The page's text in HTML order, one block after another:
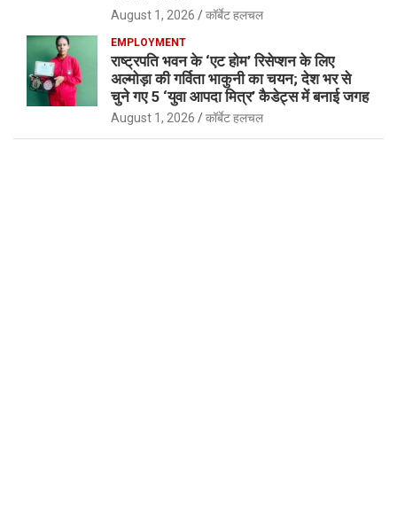
August 1, 2026 कॉर्बेट हलचल
EMPLOYMENT
राष्ट्रपति भवन के ‘एट होम’ रिसेप्शन के लिए
अल्मोड़ा की गर्विता भाकुनी का चयन; देश भर से
चुने गए 5 ‘युवा आपदा मित्र’ कैडेट्स में बनाई जगह
August 1, 2026 कॉर्बेट हलचल